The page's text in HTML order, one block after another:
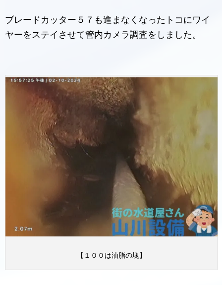
ブレードカッター５７も進まなくなったトコにワイ
ヤーをステイさせて管内カメラ調査をしました。
【１００は油脂の塊】